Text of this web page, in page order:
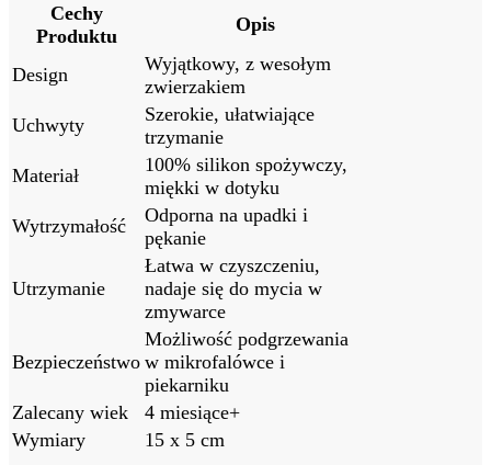
Cechy
Produktu
Opis
Design
Wyjątkowy, z wesołym
zwierzakiem
Uchwyty
Szerokie, ułatwiające
trzymanie
Materiał
100% silikon spożywczy,
miękki w dotyku
Wytrzymałość
Odporna na upadki i
pękanie
Utrzymanie
Łatwa w czyszczeniu,
nadaje się do mycia w
zmywarce
Bezpieczeństwo
Możliwość podgrzewania
w mikrofalówce i
piekarniku
Zalecany wiek
4 miesiące+
Wymiary
15 x 5 cm